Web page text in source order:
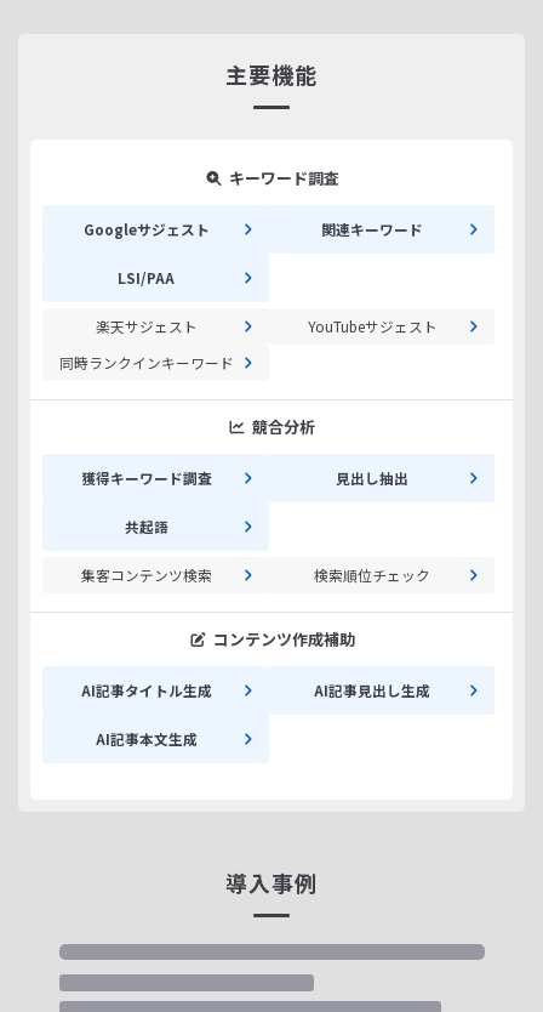
主要機能
キーワード調査
Googleサジェスト 関連キーワード
LSI/PAA
楽天サジェスト
YouTubeサジェスト
同時ランクインキーワード
競合分析
獲得キーワード調査 見出し抽出
共起語
集客コンテンツ検索 検索順位チェック
コンテンツ作成補助
AI記事タイトル生成 AI記事見出し生成
AI記事本文生成
導入事例